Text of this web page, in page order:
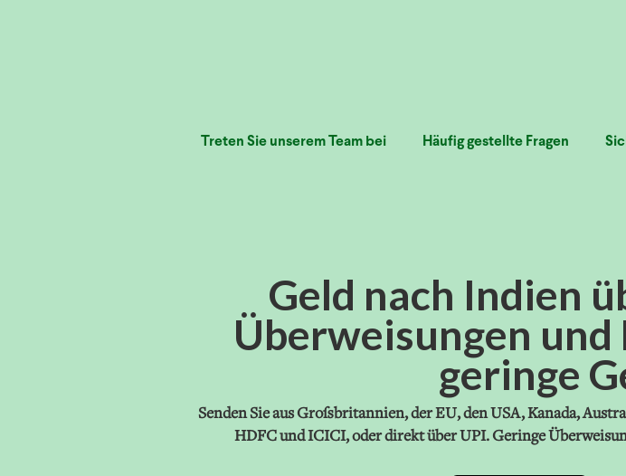
Treten Sie unserem Team bei Häufig gestellte Fragen
Geld nach Indien
Überweisungen
geringe
Senden Sie aus Großbritannien, der EU, den USA, Kanada,
HDFC und ICICI, oder direkt über UPI. Geringe